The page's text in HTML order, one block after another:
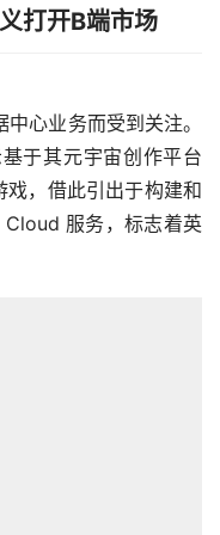
打开B端市场
心业务而受到关注。
于其元宇宙创作平台
，借此引出于构建和
服务，标志着英